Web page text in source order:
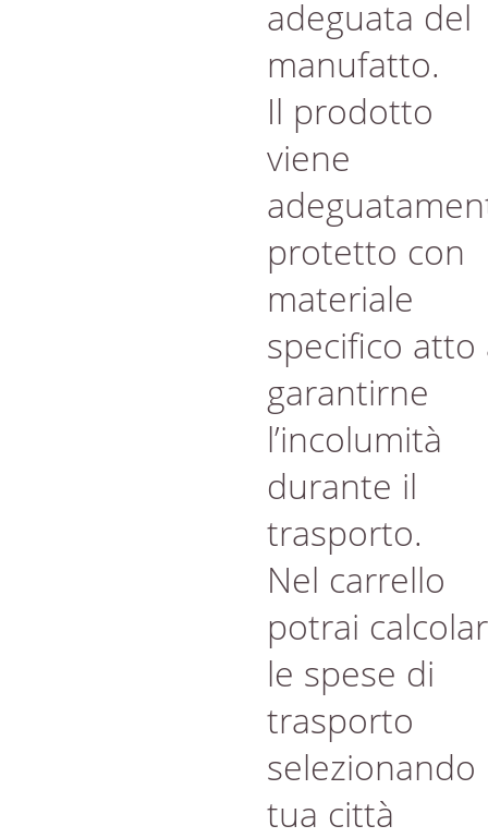
adeguata del
manufatto.
Il prodotto
viene
protetto con
materiale
specifico atto
garantirne
l’incolumità
durante il
trasporto.
Nel carrello
potrai
le spese di
trasporto
selezionando
tua città